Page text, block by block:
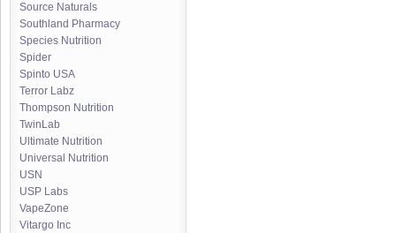
Source Naturals
Southland Pharmacy
Species Nutrition
Spider
Spinto USA
Terror Labz
Thompson Nutrition
TwinLab
Ultimate Nutrition
Universal Nutrition
USN
USP Labs
VapeZone
Vitargo Inc